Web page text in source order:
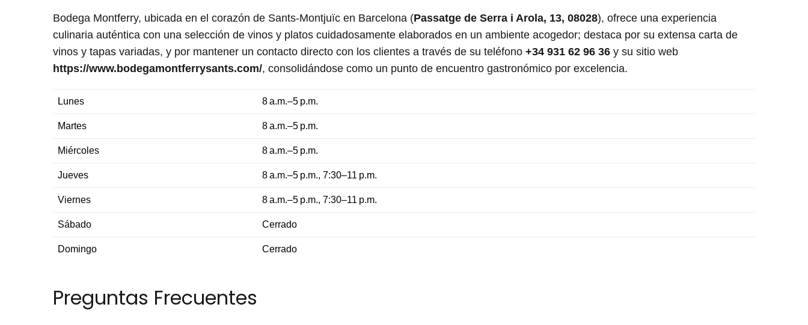
Bodega Montferry, ubicada en el corazón de Sants-Montjuïc en Barcelona (Passatge de Serra i Arola, 13, 08028), ofrece una experiencia
culinaria auténtica con una selección de vinos y platos cuidadosamente elaborados en un ambiente acogedor; destaca por su extensa carta de
vinos y tapas variadas, y por mantener un contacto directo con los clientes a través de su teléfono +34 931 62 96 36 y su sitio web
https://www.bodegamontferrysants.com/, consolidándose como un punto de encuentro gastronómico por excelencia.
Lunes 8 a.m.–5 p.m.
Martes 8 a.m.–5 p.m.
Miércoles 8 a.m.–5 p.m.
Jueves 8 a.m.–5 p.m., 7:30–11 p.m.
Viernes 8 a.m.–5 p.m., 7:30–11 p.m.
Sábado Cerrado
Domingo Cerrado
Preguntas Frecuentes